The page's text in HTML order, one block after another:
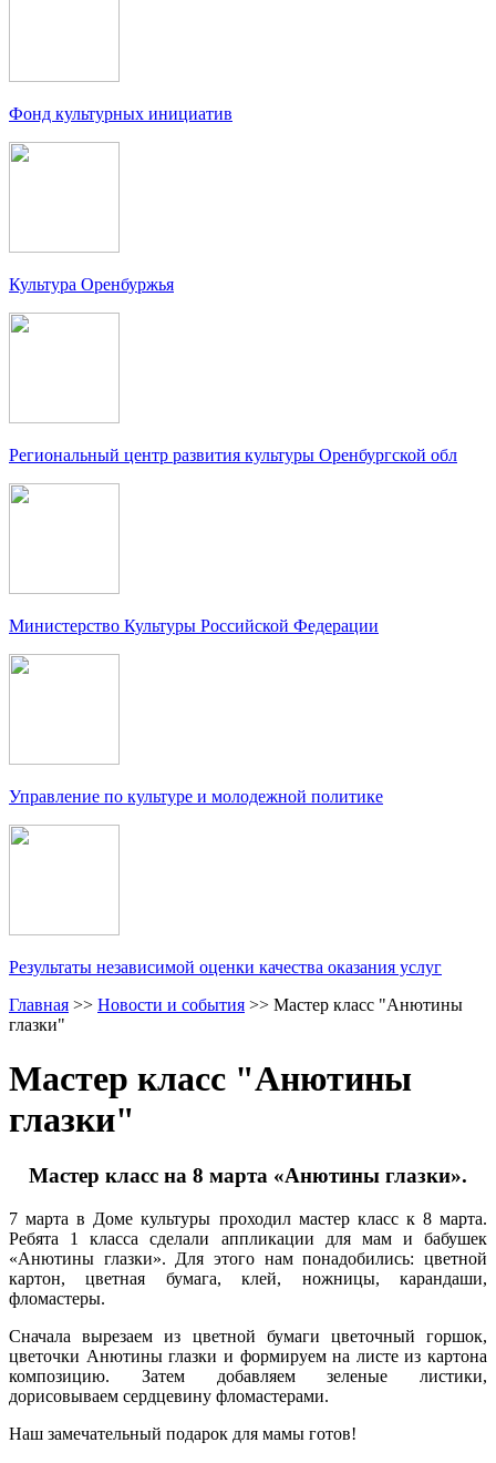
Фонд культурных инициатив
Культура Оренбуржья
Региональный центр развития культуры Оренбургской обл
Министерство Культуры Российской Федерации
Управление по культуре и молодежной политике
Результаты независимой оценки качества оказания услуг
Главная >> Новости и события >> Мастер класс "Анютины
глазки"
Мастер класс "Анютины
глазки"
Мастер класс на 8 марта «Анютины глазки».
7 марта в Доме культуры проходил мастер класс к 8 марта.
Ребята 1 класса сделали аппликации для мам и бабушек
«Анютины глазки». Для этого нам понадобились: цветной
картон, цветная бумага, клей, ножницы, карандаши,
фломастеры.
Сначала вырезаем из цветной бумаги цветочный горшок,
цветочки Анютины глазки и формируем на листе из картона
композицию. Затем добавляем зеленые листики,
дорисовываем сердцевину фломастерами.
Наш замечательный подарок для мамы готов!